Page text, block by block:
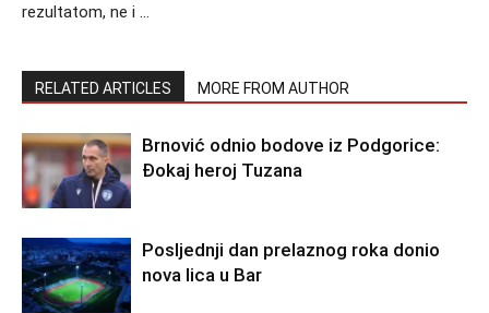
rezultatom, ne i …
RELATED ARTICLES MORE FROM AUTHOR
Brnović odnio bodove iz Podgorice:
Đokaj heroj Tuzana
Posljednji dan prelaznog roka donio
nova lica u Bar